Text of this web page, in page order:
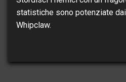
statistiche sono potenziate
Whipclaw.